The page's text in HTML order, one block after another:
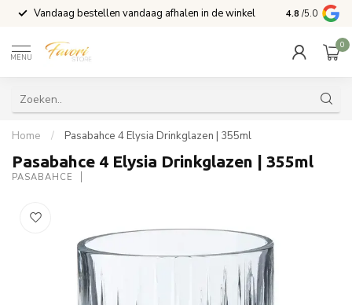
Vandaag bestellen vandaag afhalen in de winkel Voor 15:00
4.8 /5.0
MENU
0
Home / Pasabahce 4 Elysia Drinkglazen | 355ml
Pasabahce 4 Elysia Drinkglazen | 355ml
PASABAHCE